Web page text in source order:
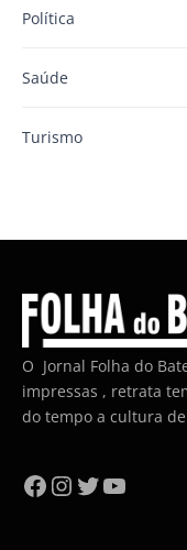
Política
Saúde
Turismo
O Jornal Folha do
impressas , retrata
do tempo a cultura
Facebook
Instagram
Twitter